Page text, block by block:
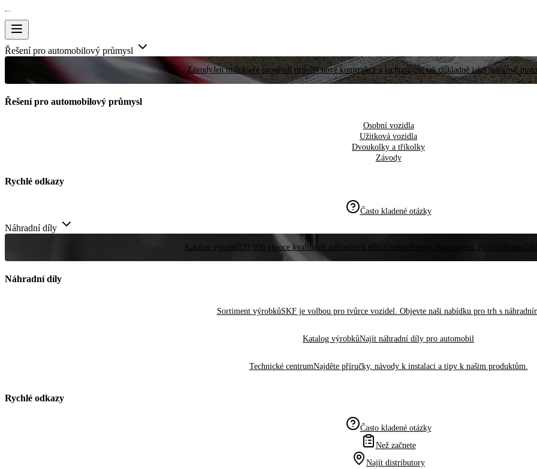
Řešení pro automobilový průmysl
ZávodyJen málokteré prostředí prověří nové konstrukce a technologie tak důkladně jako špičkové
Řešení pro automobilový průmysl
Osobní vozidla
Užitková vozidla
Dvoukolky a tříkolky
Závody
Rychlé odkazy
Často kladené otázky
Náhradní díly
Katalog výrobků20 000 vysoce kvalitních náhradních dílů s celosvětovou dostupností. Najít náhradní
Náhradní díly
Sortiment výrobkůSKF je volbou pro tvůrce vozidel. Objevte naši nabídku pro trh s
Katalog výrobkůNajít náhradní díly pro automobil
Technické centrumNajděte příručky, návody k instalaci a tipy k našim produktům.
Rychlé odkazy
Často kladené otázky
Než začnete
Najít distributory